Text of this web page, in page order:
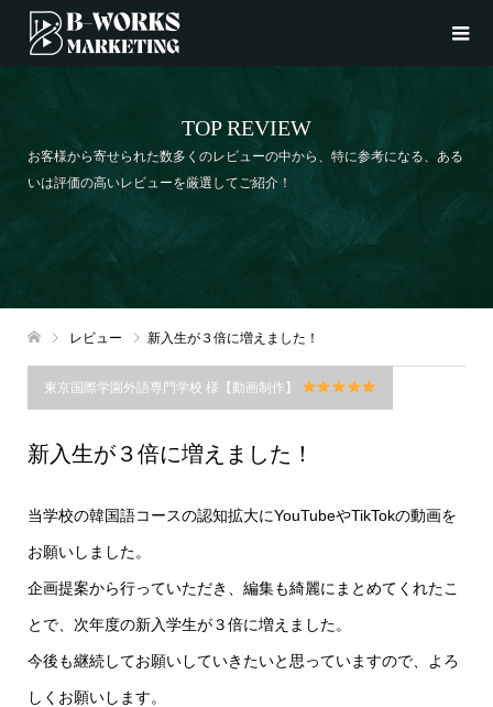
TOP REVIEW
お客様から寄せられた数多くのレビューの中から、特に参考になる、ある
いは評価の高いレビューを厳選してご紹介！
レビュー 新入生が３倍に増えました！
東京国際学園外語専門学校 様【動画制作】
新入生が３倍に増えました！
当学校の韓国語コースの認知拡大にYouTubeやTikTokの動画を
お願いしました。
企画提案から行っていただき、編集も綺麗にまとめてくれたこ
とで、次年度の新入学生が３倍に増えました。
今後も継続してお願いしていきたいと思っていますので、よろ
しくお願いします。